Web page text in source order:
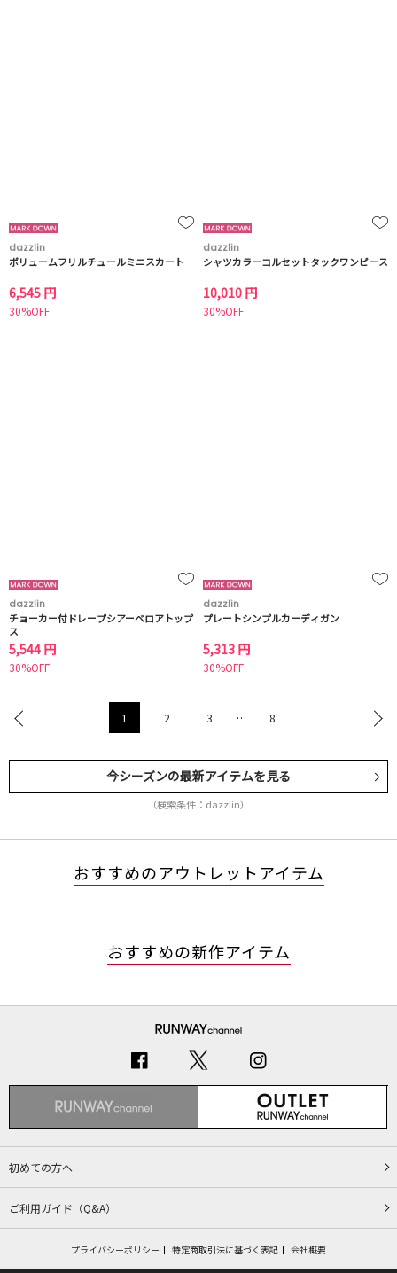
dazzlin
ボリュームフリルチュールミニスカート
6,545 円
30%OFF
dazzlin
シャツカラーコルセットタックワンピース
10,010 円
30%OFF
dazzlin
チョーカー付ドレープシアーベロアトップ
ス
5,544 円
30%OFF
dazzlin
プレートシンプルカーディガン
5,313 円
30%OFF
1 2 3 … 8
今シーズンの最新アイテムを見る
（検索条件：dazzlin）
おすすめのアウトレットアイテム
おすすめの新作アイテム
初めての方へ
ご利用ガイド（Q&A）
プライバシーポリシー 特定商取引法に基づく表記 会社概要